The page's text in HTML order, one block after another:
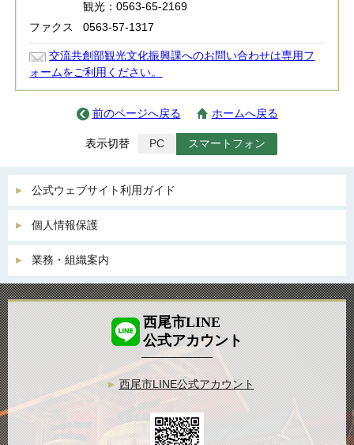
観光：0563-65-2169
ファクス
0563-57-1317
交流共創部観光文化振興課へのお問い合わせは専用フ
ォームをご利用ください。
前のページへ戻る ホームへ戻る
表示切替 PC スマートフォン
公式ウェブサイト利用ガイド
個人情報保護
業務・組織案内
西尾市LINE
公式アカウント
西尾市LINE公式アカウント